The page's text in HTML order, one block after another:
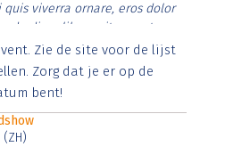
quis viverra ornare, eros dolor
diam libero vitae erat.
cursus id rutrum lorem
risus tristique posuere.
Zie de site voor de lijst
Zorg dat je er op de
bent!